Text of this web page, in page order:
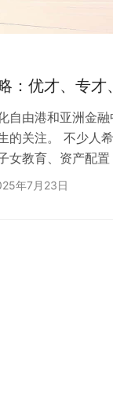
：优才、专才
自由港和亚洲金
的关注。 不少人
女教育、资产配
那么，常见的优
年7月23日